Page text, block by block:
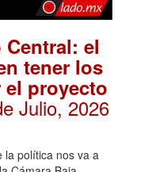
Central: el
tener los
proyecto
Julio, 2026
la política nos va a